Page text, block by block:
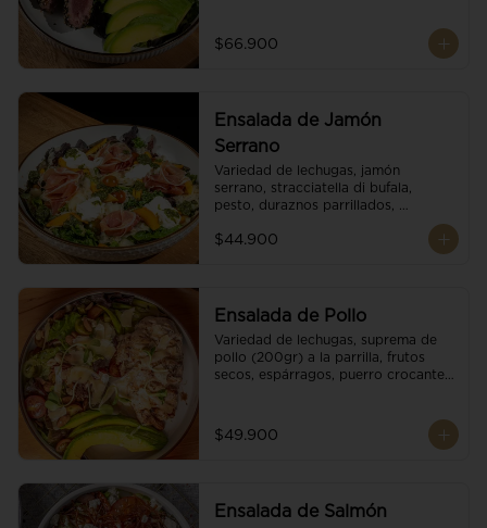
parmesano, puerro crocante y
reducción de balsámico.
$66.900
Ensalada de Jamón
Serrano
Variedad de lechugas, jamón
serrano, stracciatella di bufala,
pesto, duraznos parrillados,
tomate cherry y vinagreta
$44.900
Ensalada de Pollo
Variedad de lechugas, suprema de
pollo (200gr) a la parrilla, frutos
secos, espárragos, puerro crocante,
balsámico.
$49.900
Ensalada de Salmón